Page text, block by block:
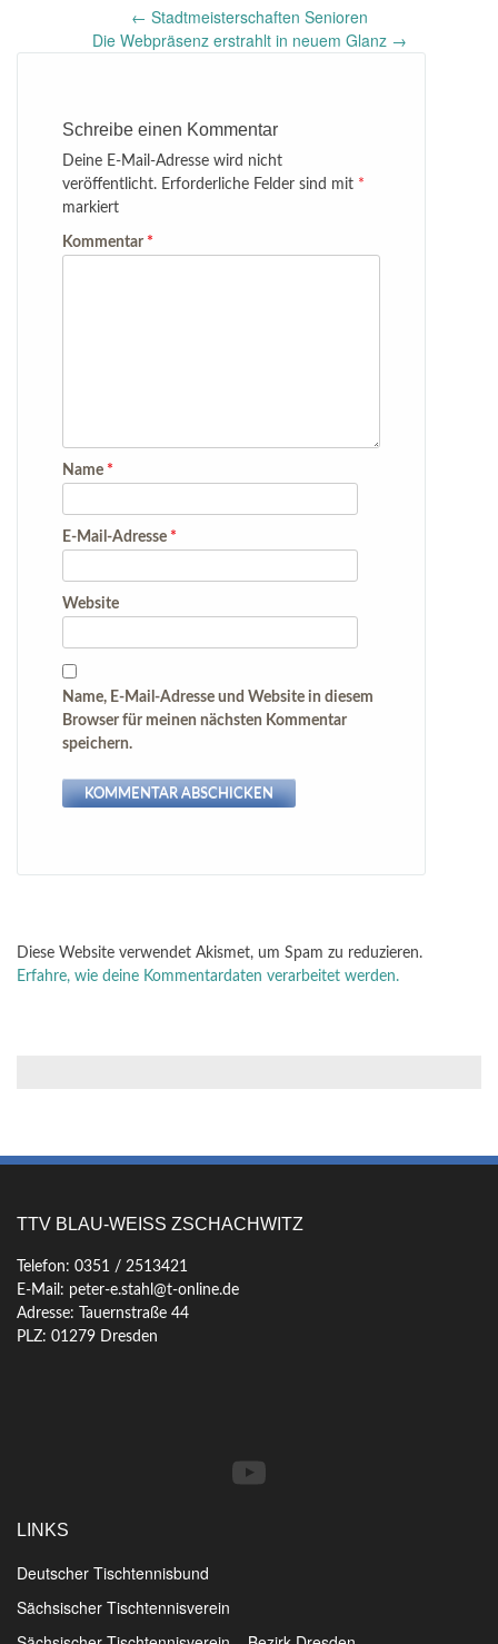
navigation
← Stadtmeisterschaften Senioren
Die Webpräsenz erstrahlt in neuem Glanz →
Schreibe einen Kommentar
Deine E-Mail-Adresse wird nicht
veröffentlicht. Erforderliche Felder sind mit *
markiert
Kommentar *
Name *
E-Mail-Adresse *
Website
Name, E-Mail-Adresse und Website in diesem
Browser für meinen nächsten Kommentar
speichern.
Diese Website verwendet Akismet, um Spam zu reduzieren.
Erfahre, wie deine Kommentardaten verarbeitet werden.
TTV BLAU-WEISS ZSCHACHWITZ
Telefon: 0351 / 2513421
E-Mail: peter-e.stahl@t-online.de
Adresse: Tauernstraße 44
PLZ: 01279 Dresden
YouTube
LINKS
Deutscher Tischtennisbund
Sächsischer Tischtennisverein